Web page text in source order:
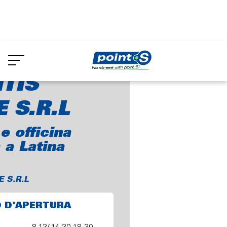
to
main
S.R.L
officina
a Latina
S.R.L
D'APERTURA